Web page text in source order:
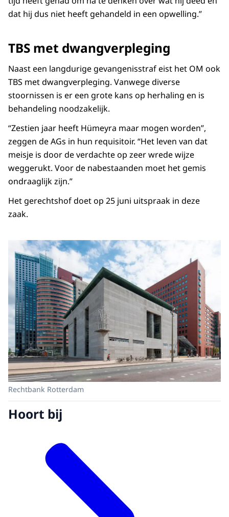
dat hij dus niet heeft gehandeld in een opwelling.”
TBS met dwangverpleging
Naast een langdurige gevangenisstraf eist het OM ook
TBS met dwangverpleging. Vanwege diverse
stoornissen is er een grote kans op herhaling en is
behandeling noodzakelijk.
“Zestien jaar heeft Hümeyra maar mogen worden”,
zeggen de AGs in hun requisitoir. “Het leven van dat
meisje is door de verdachte op zeer wrede wijze
weggerukt. Voor de nabestaanden moet het gemis
ondraaglijk zijn.”
Het gerechtshof doet op 25 juni uitspraak in deze
zaak.
Rechtbank Rotterdam
Hoort bij